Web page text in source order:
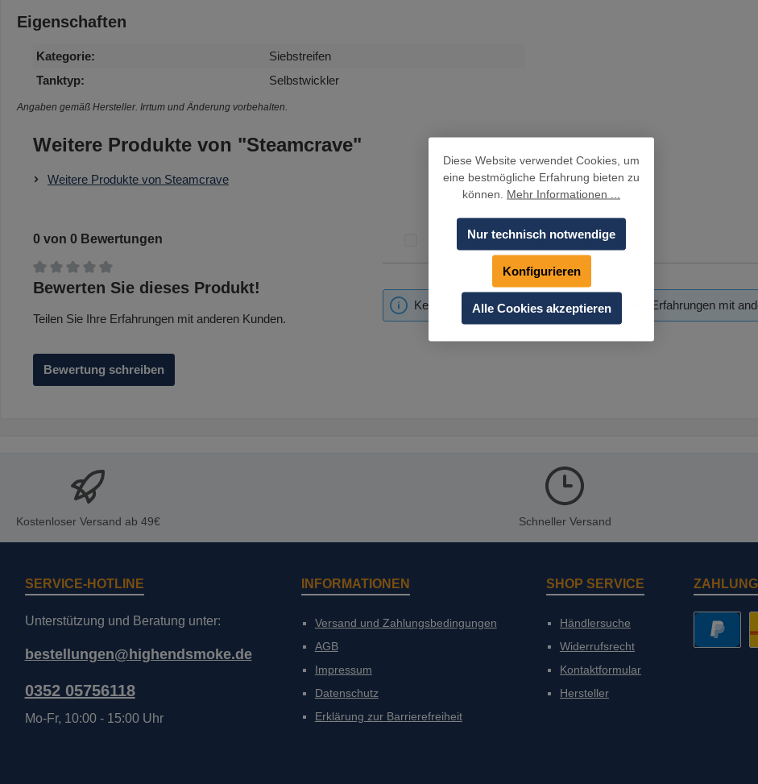
Eigenschaften
Kategorie:
Siebstreifen
Tanktyp:
Selbstwickler
Angaben gemäß Hersteller. Irrtum und Änderung vorbehalten.
Weitere Produkte von "Steamcrave"
Weitere Produkte von Steamcrave
0 von 0 Bewertungen
Durchschnittliche Bewertung von 0 von 5 Sternen
Bewerten Sie dieses Produkt!
Teilen Sie Ihre Erfahrungen mit anderen Kunden.
Bewertung schreiben
Bewertungen nur in der aktuellen Sprache anzeigen.
Keine Bewertungen gefunden. Teilen Sie Ihre Erfahrungen mit
Kostenloser Versand ab 49€ Schneller Versand
SERVICE-HOTLINE
Unterstützung und Beratung unter:
bestellungen@highendsmoke.de
0352 05756118
Mo-Fr, 10:00 - 15:00 Uhr
INFORMATIONEN
Versand und Zahlungsbedingungen
AGB
Impressum
Datenschutz
Erklärung zur Barrierefreiheit
SHOP SERVICE
Händlersuche
Widerrufsrecht
Kontaktformular
Hersteller
Diese Website verwendet Cookies, um
eine bestmögliche Erfahrung bieten zu
können. Mehr Informationen ...
Nur technisch notwendige
Konfigurieren
Alle Cookies akzeptieren